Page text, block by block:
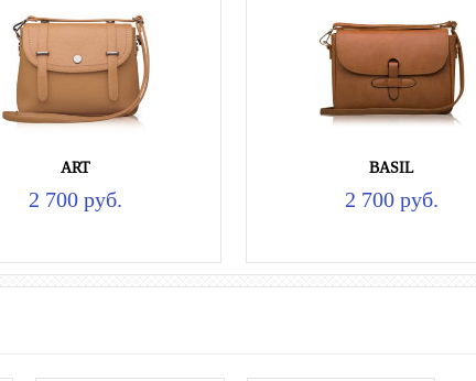
ART
2 700 руб.
BASIL
2 700 руб.